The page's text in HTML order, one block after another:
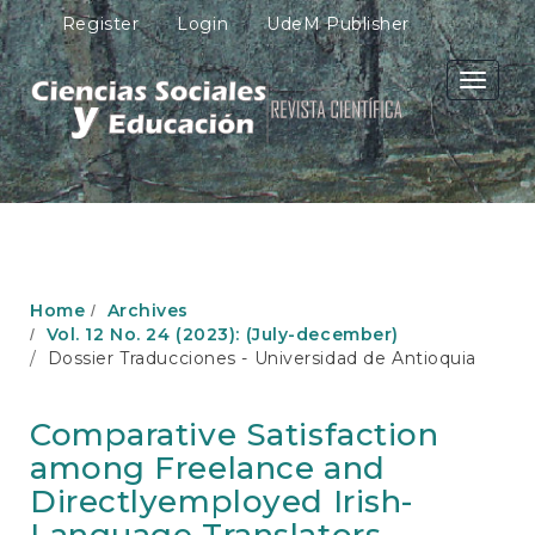
M
a
i
n
N
a
v
i
g
n
M
C
o
n
t
Register Login UdeM Publisher
Toggle
Home
Archives
Vol. 12 No. 24 (2023): (July-december)
Dossier Traducciones - Universidad de Antioquia
Comparative Satisfaction
among Freelance and
Directlyemployed Irish-